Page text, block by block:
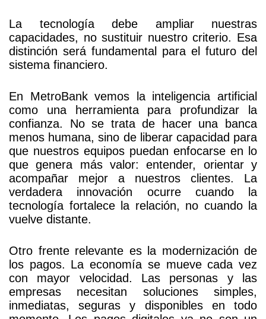
La tecnología debe ampliar nuestras
capacidades, no sustituir nuestro criterio. Esa
distinción será fundamental para el futuro del
sistema financiero.
En MetroBank vemos la inteligencia artificial
como una herramienta para profundizar la
confianza. No se trata de hacer una banca
menos humana, sino de liberar capacidad para
que nuestros equipos puedan enfocarse en lo
que genera más valor: entender, orientar y
acompañar mejor a nuestros clientes. La
verdadera innovación ocurre cuando la
tecnología fortalece la relación, no cuando la
vuelve distante.
Otro frente relevante es la modernización de
los pagos. La economía se mueve cada vez
con mayor velocidad. Las personas y las
empresas necesitan soluciones simples,
inmediatas, seguras y disponibles en todo